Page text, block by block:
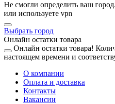
Не смогли определить ваш
или используете vpn
Выбрать город
Онлайн остатки товара
Онлайн остатки товара!
настоящем времени и
О компании
Оплата и доставка
Контакты
Вакансии